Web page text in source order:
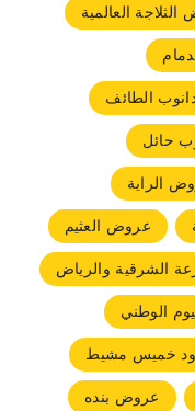
العالمية
الطائف
حائل
الراية
عروض العثيم
الشرقية والرياض
الوطني
خميس مشيط
عروض بنده